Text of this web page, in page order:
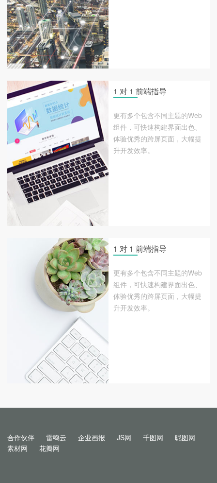
1 对 1 前端指导
更有多个包含不同主题的Web
组件，可快速构建界面出色、
体验优秀的跨屏页面，大幅提
升开发效率。
1 对 1 前端指导
更有多个包含不同主题的Web
组件，可快速构建界面出色、
体验优秀的跨屏页面，大幅提
升开发效率。
合作伙伴 雷鸣云 企业画报 JS网 千图网
昵图网
素材网
花瓣网